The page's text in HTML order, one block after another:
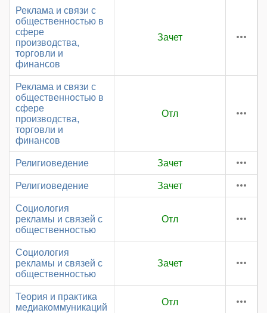
Реклама и связи с
общественностью в
сфере
производства,
торговли и
финансов
Зачет
Реклама и связи с
общественностью в
сфере
производства,
торговли и
финансов
Отл
Религиоведение Зачет
Религиоведение Зачет
Социология
рекламы и связей с
общественностью
Отл
Социология
рекламы и связей с
общественностью
Зачет
Теория и практика
медиакоммуникаций
Отл